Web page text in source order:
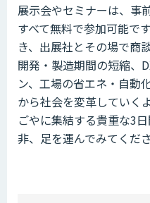
展示会やセミナーは、事
すべて無料で参加可能で
き、出展社とその場で商
開発・製造期間の短縮、
ン、工場の省エネ・自動
から社会を変革していく
ごやに集結する貴重な3
非、足を運んでみてくださ